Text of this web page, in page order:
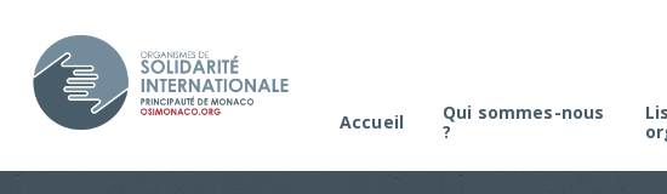
Accueil
Qui sommes-nous
?